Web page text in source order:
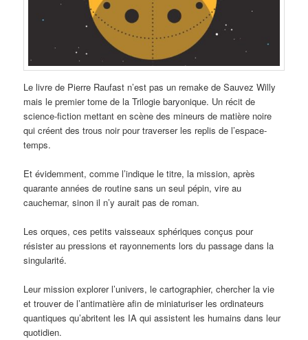
Le livre de Pierre Raufast n’est pas un remake de Sauvez Willy
mais le premier tome de la Trilogie baryonique. Un récit de
science-fiction mettant en scène des mineurs de matière noire
qui créent des trous noir pour traverser les replis de l’espace-
temps.
Et évidemment, comme l’indique le titre, la mission, après
quarante années de routine sans un seul pépin, vire au
cauchemar, sinon il n’y aurait pas de roman.
Les orques, ces petits vaisseaux sphériques conçus pour
résister au pressions et rayonnements lors du passage dans la
singularité.
Leur mission explorer l’univers, le cartographier, chercher la vie
et trouver de l’antimatière afin de miniaturiser les ordinateurs
quantiques qu’abritent les IA qui assistent les humains dans leur
quotidien.